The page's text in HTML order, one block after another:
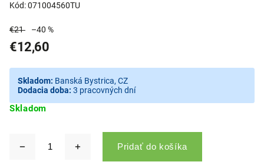
Kód:071004560TU
€21 –40 %
€12,60
Skladom
Skladom: Banská Bystrica, CZ
Dodacia doba: 3 pracovných dní
Pridať do košíka